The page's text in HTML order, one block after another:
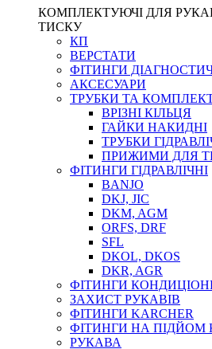
КОМПЛЕКТУЮЧІ ДЛЯ
ТИСКУ
КП
ВЕРСТАТИ
ФІТИНГИ
АКСЕСУАРИ
ТРУБКИ ТА
ВРІЗНІ КІЛЬЦЯ
ГАЙКИ НАКИДНІ
ТРУБКИ
ПРИЖИМИ ДЛЯ
ФІТИНГИ ГІДРАВЛІЧНІ
BANJO
DKJ, JIC
DKM, AGM
ORFS, DRF
SFL
DKOL, DKOS
DKR, AGR
ФІТИНГИ
ЗАХИСТ РУКАВІВ
ФІТИНГИ KARCHER
ФІТИНГИ НА ПІДЙОМ
РУКАВА